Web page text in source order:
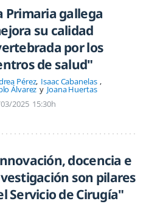
Primaria gallega
su calidad
por los
de salud"
Pérez Isaac Cabanelas
Álvarez
Joana Huertas
2025 15:30h
docencia e
son pilares
Servicio de Cirugía"